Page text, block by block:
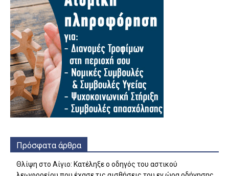
Πρόσφατα άρθρα
Θλίψη στο Αίγιο: Κατέληξε ο οδηγός του αστικού